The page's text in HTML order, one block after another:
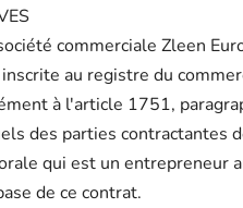
commerciale Zleen
au registre du
à l'article 1751,
des parties contractantes
qui est un entrepreneur
de ce contrat.